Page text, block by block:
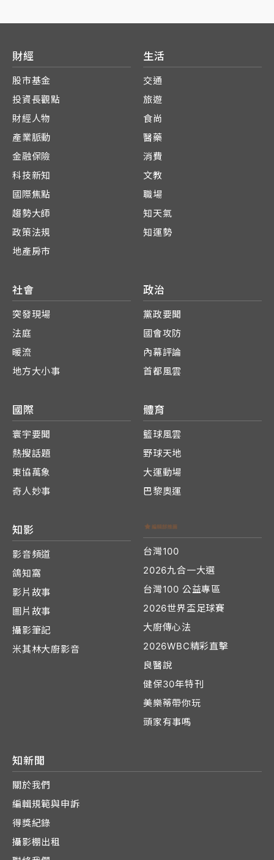
財經
股市基金
投資長觀點
財經人物
產業脈動
金融保險
科技新知
國際焦點
趨勢大師
政策法規
地產房市
生活
交通
旅遊
食尚
醫藥
消費
文教
職場
知天氣
知運勢
社會
突發現場
法庭
暖流
地方大小事
政治
黨政要聞
國會攻防
內幕評論
首都風雲
國際
寰宇要聞
熱搜話題
東協萬象
奇人妙事
體育
籃球風雲
野球天地
大運動場
巴黎奧運
知影
影音頻道
鴿知窩
影片故事
圖片故事
攝影筆記
米其林大廚影音
台灣100
2026九合一大選
台灣100 公益專區
2026世界盃足球賽
大廚傳心法
2026WBC精彩直擊
良醫說
健保30年特刊
美樂蒂帶你玩
頭家有事嗎
知新聞
關於我們
編輯規範與申訴
得獎紀錄
攝影棚出租